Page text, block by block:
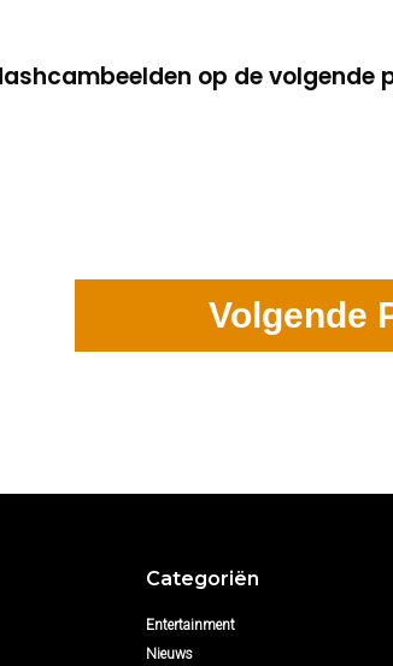
op de volgende
Volgende
Categoriën
Entertainment
Nieuws